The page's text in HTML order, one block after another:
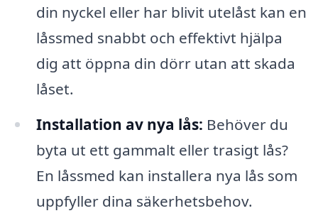
din nyckel eller har blivit utelåst kan en
låssmed snabbt och effektivt hjälpa
dig att öppna din dörr utan att skada
låset.
Installation av nya lås: Behöver du
byta ut ett gammalt eller trasigt lås?
En låssmed kan installera nya lås som
uppfyller dina säkerhetsbehov.